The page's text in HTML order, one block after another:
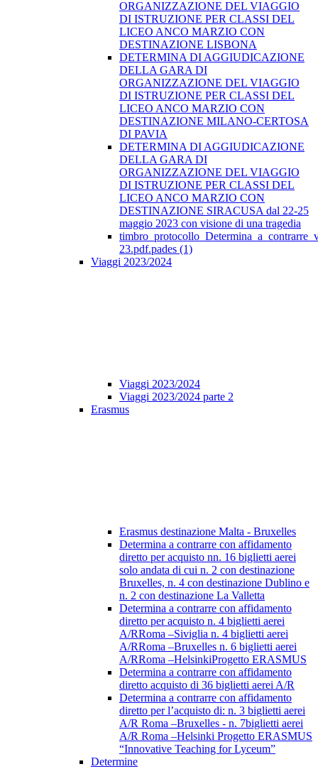
ORGANIZZAZIONE DEL VIAGGIO
DI ISTRUZIONE PER CLASSI DEL
LICEO ANCO MARZIO CON
DESTINAZIONE LISBONA
DETERMINA DI AGGIUDICAZIONE
DELLA GARA DI
ORGANIZZAZIONE DEL VIAGGIO
DI ISTRUZIONE PER CLASSI DEL
LICEO ANCO MARZIO CON
DESTINAZIONE MILANO-CERTOSA
DI PAVIA
DETERMINA DI AGGIUDICAZIONE
DELLA GARA DI
ORGANIZZAZIONE DEL VIAGGIO
DI ISTRUZIONE PER CLASSI DEL
LICEO ANCO MARZIO CON
DESTINAZIONE SIRACUSA dal 22-25
maggio 2023 con visione di una tragedia
23.pdf.pades (1)
Viaggi 2023/2024
Viaggi 2023/2024
Viaggi 2023/2024 parte 2
Erasmus
Erasmus destinazione Malta - Bruxelles
Determina a contrarre con affidamento
diretto per acquisto nn. 16 biglietti aerei
solo andata di cui n. 2 con destinazione
Bruxelles, n. 4 con destinazione Dublino e
n. 2 con destinazione La Valletta
Determina a contrarre con affidamento
diretto per acquisto n. 4 biglietti aerei
A/RRoma –Siviglia n. 4 biglietti aerei
A/RRoma –Bruxelles n. 6 biglietti aerei
A/RRoma –HelsinkiProgetto ERASMUS
Determina a contrarre con affidamento
diretto acquisto di 36 biglietti aerei A/R
Determina a contrarre con affidamento
diretto per l’acquisto di: n. 3 biglietti aerei
A/R Roma –Bruxelles - n. 7biglietti aerei
A/R Roma –Helsinki Progetto ERASMUS
“Innovative Teaching for Lyceum”
Determine